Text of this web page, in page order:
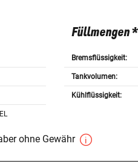
Füllmengen *
Bremsflüssigkeit:
Tankvolumen:
Kühlflüssigkeit:
ohne Gewähr